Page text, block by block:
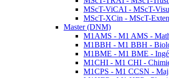
MScT-ViCAI - MScT-
MScT-XCin - MScT-
Master (DNM)
M1AMS - M1 AMS -
M1BBH - M1 BBH -
M1BME - M1 BME -
M1CHI - M1 CHI -
M1CPS - M1 CCSN -